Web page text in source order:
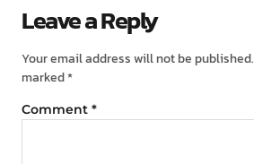
Leave a Reply
Your email address will not be published.
marked*
Comment *